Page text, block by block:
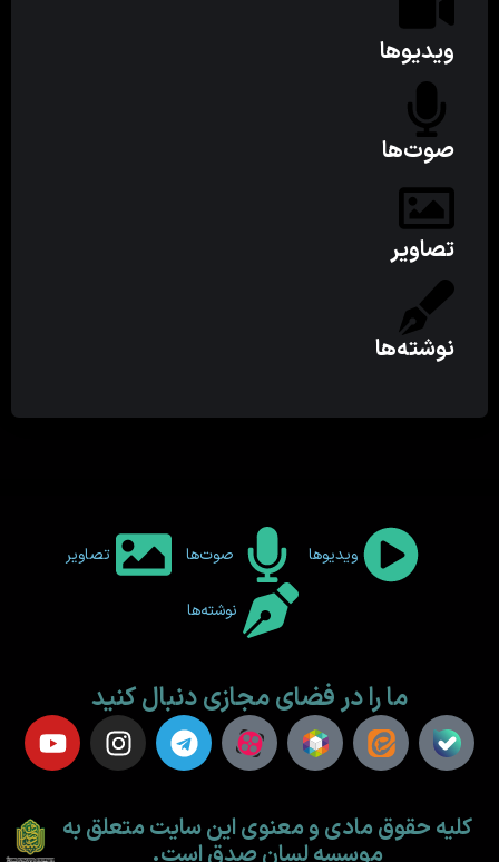
ویدیوها
صوت‌ها
تصاویر
نوشته‌ها
ویدیوها صوت‌ها تصاویر
نوشته‌ها
ما را در فضای مجازی دنبال کنید
کلیه حقوق مادی و معنوی این سایت متعلق به